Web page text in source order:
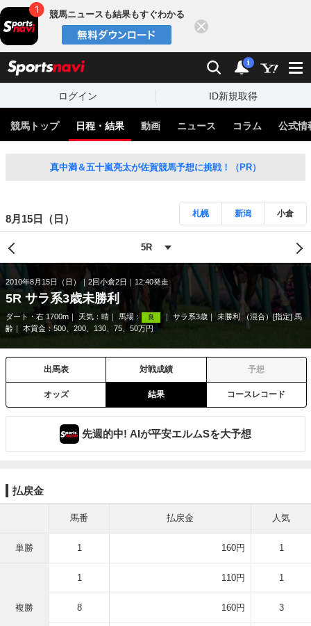
競馬ニュースも結果もすぐわかる
検索 通知
i
ログイン ID新規取得
競馬トップ 日程・結果 動画 ニュース コラム 公式情
真中満＆五十嵐亮太が佐賀競馬予想に挑戦！（PR）
8月15日（日） 札幌 新潟 小倉
2010年8月15日（日） 2回小倉2日 12:40発走
5R サラ系3歳未勝利
ダート・右 1700m 天気： 晴 馬場： 良 サラ系3歳
未勝利 （混合）[指定] 馬
齢
本賞金：500、200、130、75、50万円
出馬表 対戦成績 予想
オッズ 結果 コースレコード
先週的中! AIが平安エルムSを大予想
払戻金
馬番 払戻金 人気
単勝 1 160円 1
複勝
1 110円 1
8 160円 3